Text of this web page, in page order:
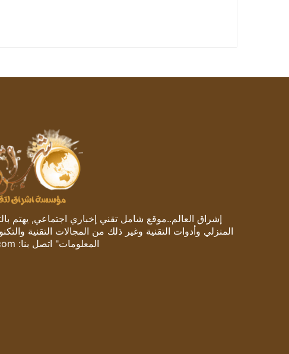
إشراق العالم..موقع شامل تقني إخباري اجتماعي, يهتم
المنزلي وأدوات التقنية وغير ذلك من المجالات التقنية
المعلومات" اتصل بنا: